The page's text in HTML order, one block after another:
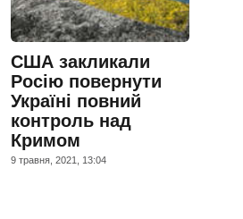
США закликали
Росію повернути
Україні повний
контроль над
Кримом
9 травня, 2021, 13:04